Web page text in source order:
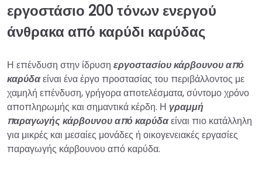
εργοστάσιο 200 τόνων ενεργού
άνθρακα από καρύδι καρύδας
Η επένδυση στην ίδρυση εργοστασίου κάρβουνου από
καρύδαείναι ένα έργο προστασίας του περιβάλλοντος με
χαμηλή επένδυση, γρήγορα αποτελέσματα, σύντομο χρόνο
αποπληρωμής και σημαντικά κέρδη. Η γραμμή
παραγωγής κάρβουνου από καρύδαείναι πιο κατάλληλη
για μικρές και μεσαίες μονάδες ή οικογενειακές εργασίες
παραγωγής κάρβουνου από καρύδα.